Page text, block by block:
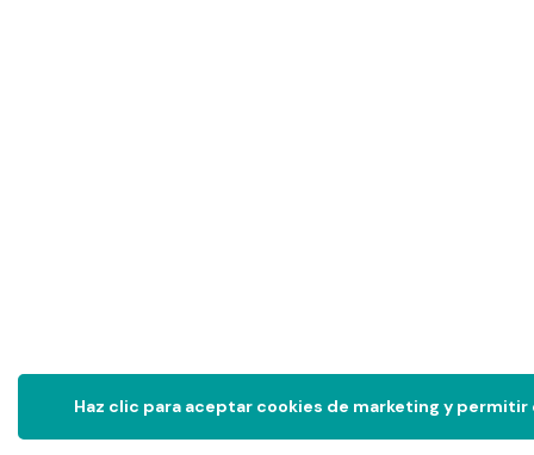
Haz clic para aceptar cookies de marketing y